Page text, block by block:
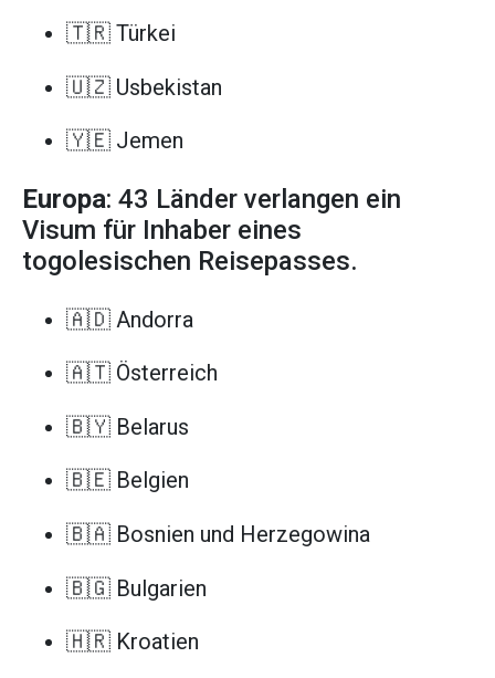
🇹🇷 Türkei
🇺🇿 Usbekistan
🇾🇪 Jemen
Europa: 43 Länder verlangen ein
Visum für Inhaber eines
togolesischen Reisepasses.
🇦🇩 Andorra
🇦🇹 Österreich
🇧🇾 Belarus
🇧🇪 Belgien
🇧🇦 Bosnien und Herzegowina
🇧🇬 Bulgarien
🇭🇷 Kroatien